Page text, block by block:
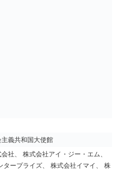
義共和国大使館
社、 株式会社アイ・ジー・エム、
タープライズ、 株式会社イマイ、 株